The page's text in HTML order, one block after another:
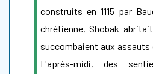
construits en 1115 par
chrétienne, Shobak
succombaient aux assauts
L'après-midi, des